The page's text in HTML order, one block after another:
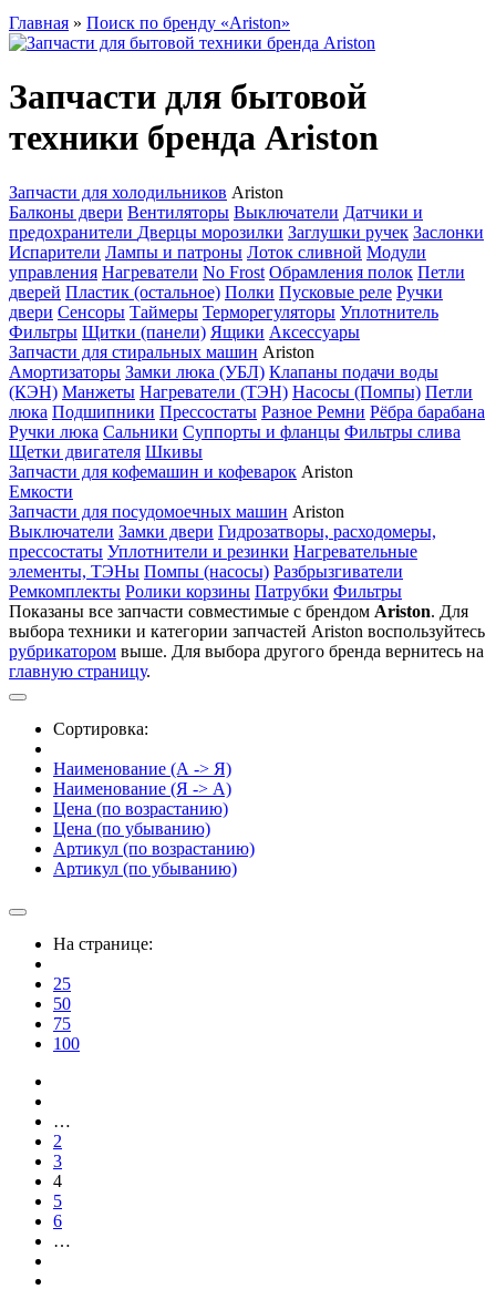
Главная » Поиск по бренду «Ariston»
Запчасти для бытовой
техники бренда Ariston
Запчасти для холодильников Ariston
Балконы двери Вентиляторы Выключатели Датчики и
предохранители Дверцы морозилки Заглушки ручек Заслонки
Испарители Лампы и патроны Лоток сливной Модули
управления Нагреватели No Frost Обрамления полок Петли
дверей Пластик (остальное) Полки Пусковые реле Ручки
двери Сенсоры Таймеры Терморегуляторы Уплотнитель
Фильтры Щитки (панели) Ящики Аксессуары
Запчасти для стиральных машин Ariston
Амортизаторы Замки люка (УБЛ) Клапаны подачи воды
(КЭН) Манжеты Нагреватели (ТЭН) Насосы (Помпы) Петли
люка Подшипники Прессостаты Разное Ремни Рёбра барабана
Ручки люка Сальники Суппорты и фланцы Фильтры слива
Щетки двигателя Шкивы
Запчасти для кофемашин и кофеварок Ariston
Емкости
Запчасти для посудомоечных машин Ariston
Выключатели Замки двери Гидрозатворы, расходомеры,
прессостаты Уплотнители и резинки Нагревательные
элементы, ТЭНы Помпы (насосы) Разбрызгиватели
Ремкомплекты Ролики корзины Патрубки Фильтры
Показаны все запчасти совместимые с брендом Ariston. Для
выбора техники и категории запчастей Ariston воспользуйтесь
рубрикатором выше. Для выбора другого бренда вернитесь на
главную страницу.
Сортировка:
Наименование (А -> Я)
Наименование (Я -> А)
Цена (по возрастанию)
Цена (по убыванию)
Артикул (по возрастанию)
Артикул (по убыванию)
На странице:
25
50
75
100
…
2
3
4
5
6
…